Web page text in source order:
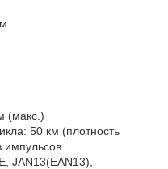
(макс.)
50 км (плотность
импульсов
JAN13(EAN13),